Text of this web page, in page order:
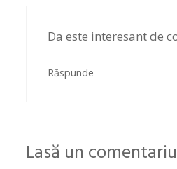
Da este interesant de
Răspunde
Lasă un comentariu